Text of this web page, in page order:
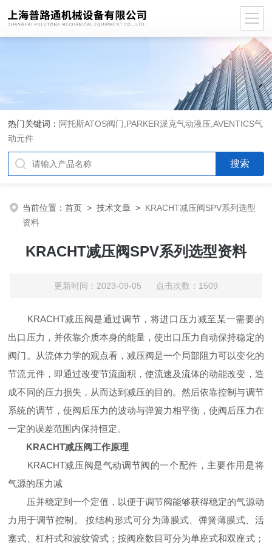
热门关键词： 阿托斯ATOS阀门,PARKER派克气动液压,AVENTICS气
动元件
当前位置：首页 >技术文章 > KRACHT减压阀SPV系列选型
资料
KRACHT减压阀SPV系列选型资料
更新时间：2023-09-05 点击次数：1509
KRACHT减压阀是通过调节，将进口压力减至某一需要的
出口压力，并依靠介质本身的能量，使出口压力自动保持稳定的
阀门。从流体力学的观点看，减压阀是一个局部阻力可以变化的
节流元件，即通过改变节流面积，使流速及流体的动能改变，造
成不同的压力损失，从而达到减压的目的。然后依靠控制与调节
系统的调节，使阀后压力的波动与弹簧力相平衡，使阀后压力在
一定的误差范围内保持恒定。
KRACHT减压阀工作原理
KRACHT减压阀是气动调节阀的一个配件，主要作用是将
气源的压力减
压并稳定到一个定值，以便于调节阀能够获得稳定的气源动
力用于调节控制。 按结构形式可分为薄膜式、弹簧薄膜式、活
塞式、杠杆式和波纹管式；按阀座数目可分为单座式和双座式；